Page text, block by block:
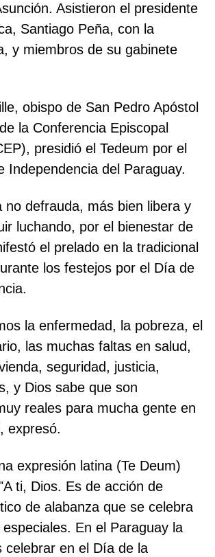
Asistieron el presidente
Santiago Peña, con la
y miembros de su gabinete
obispo de San Pedro Apóstol
la Conferencia Episcopal
presidió el Tedeum por el
Independencia del Paraguay.
no defrauda, más bien libera y
luchando, por el bienestar de
el prelado en la tradicional
los festejos por el Día de
la enfermedad, la pobreza, el
las muchas faltas en salud,
seguridad, justicia,
y Dios sabe que son
reales para mucha gente en
expresó.
expresión latina (Te Deum)
ti, Dios. Es de acción de
de alabanza que se celebra
En el Paraguay la
celebrar en el Día de la